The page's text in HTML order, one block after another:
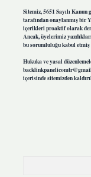
Sitemiz, 5651 Sayılı
tarafından onaylanmış bir
içerikleri proaktif olarak
Ancak, üyelerimiz
bu sorumluluğu kabul etmiş
Hukuka ve yasal
içerisinde sitemizden